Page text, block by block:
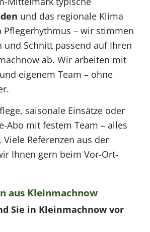
und das regionale Klima
Pflegerhythmus – wir stimmen
und Schnitt passend auf Ihren
ab. Wir arbeiten mit
eigenem Team – ohne
saisonale Einsätze oder
Abo mit festem Team – alles
Referenzen aus der
Ihnen gern beim Vor-Ort-
aus Kleinmachnow
Sie in Kleinmachnow vor